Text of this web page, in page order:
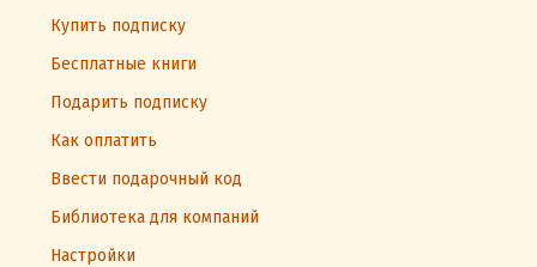
Купить подписку
Бесплатные книги
Подарить подписку
Как оплатить
Ввести подарочный код
Библиотека для компаний
Настройки